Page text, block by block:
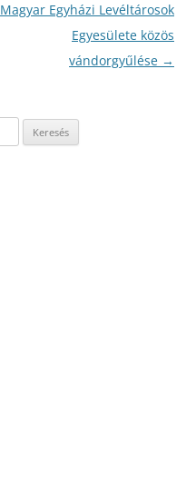
Magyar Egyházi Levéltárosok
Egyesülete közös
vándorgyűlése →